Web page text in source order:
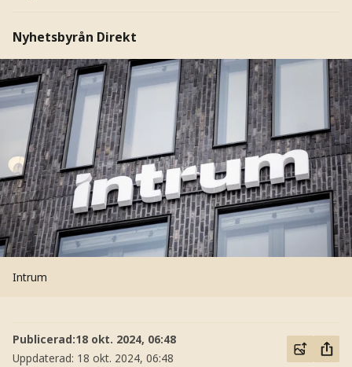
Nyhetsbyrån Direkt
Intrum
Publicerad:18 okt. 2024, 06:48
Uppdaterad: 18 okt. 2024, 06:48